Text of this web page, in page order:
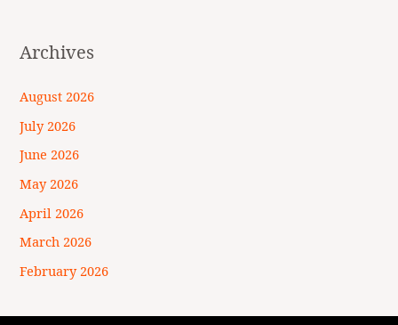
Archives
August 2026
July 2026
June 2026
May 2026
April 2026
March 2026
February 2026